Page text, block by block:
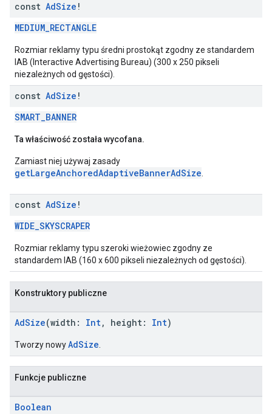
const AdSize !
MEDIUM_RECTANGLE
Rozmiar reklamy typu średni prostokąt zgodny ze standardem
IAB (Interactive Advertising Bureau) (300 x 250 pikseli
niezależnych od gęstości).
const AdSize !
SMART_BANNER
Ta właściwość została wycofana.
Zamiast niej używaj zasady
getLargeAnchoredAdaptiveBannerAdSize
const AdSize !
WIDE_SKYSCRAPER
Rozmiar reklamy typu szeroki wieżowiec zgodny ze
standardem IAB (160 x 600 pikseli niezależnych od gęstości).
Konstruktory publiczne
AdSize(width: Int, height: Int)
Tworzy nowyAdSize
Funkcje publiczne
Boolean